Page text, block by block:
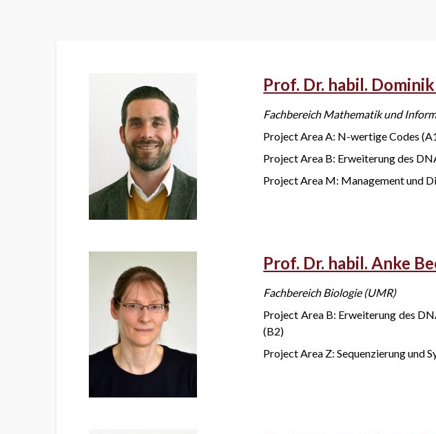
Prof. Dr. habil.
Fachbereich Mathematik und
Project Area A: N-wertige Codes
Project Area B: Erweiterung des
Project Area M: Management und
Prof. Dr. habil. Anke
Fachbereich Biologie (UMR)
Project Area B: Erweiterung des
(B2)
Project Area Z: Sequenzierung und